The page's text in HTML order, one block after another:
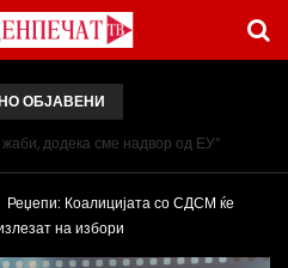
ОБЈАВЕНИ
додека сме надвор од ЕУ“
Реџепи: Коалицијата со СДСМ ќе
на избори